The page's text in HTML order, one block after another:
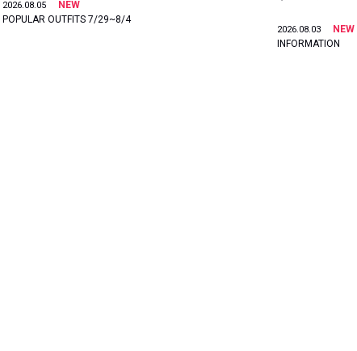
2026.08.05
NEW
POPULAR OUTFITS 7/29~8/4
2026.08.03
NEW
INFORMATION